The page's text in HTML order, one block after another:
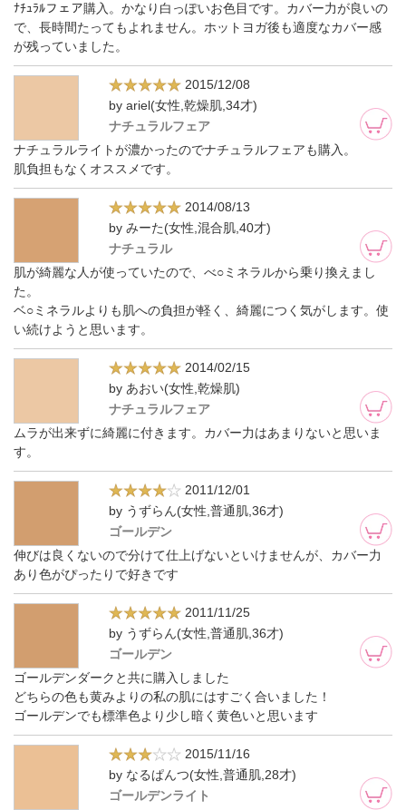
ﾅﾁｭﾗﾙフェア購入。かなり白っぽいお色目です。カバー力が良いの
で、長時間たってもよれません。ホットヨガ後も適度なカバー感
が残っていました。
2015/12/08
by ariel(女性,乾燥肌,34才)
ナチュラルフェア
ナチュラルライトが濃かったのでナチュラルフェアも購入。
肌負担もなくオススメです。
2014/08/13
by みーた(女性,混合肌,40才)
ナチュラル
肌が綺麗な人が使っていたので、べ○ミネラルから乗り換えまし
た。
ベ○ミネラルよりも肌への負担が軽く、綺麗につく気がします。使
い続けようと思います。
2014/02/15
by あおい(女性,乾燥肌)
ナチュラルフェア
ムラが出来ずに綺麗に付きます。カバー力はあまりないと思いま
す。
2011/12/01
by うずらん(女性,普通肌,36才)
ゴールデン
伸びは良くないので分けて仕上げないといけませんが、カバー力
あり色がぴったりで好きです
2011/11/25
by うずらん(女性,普通肌,36才)
ゴールデン
ゴールデンダークと共に購入しました
どちらの色も黄みよりの私の肌にはすごく合いました！
ゴールデンでも標準色より少し暗く黄色いと思います
2015/11/16
by なるぱんつ(女性,普通肌,28才)
ゴールデンライト